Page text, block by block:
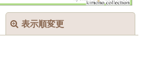
表示順変更